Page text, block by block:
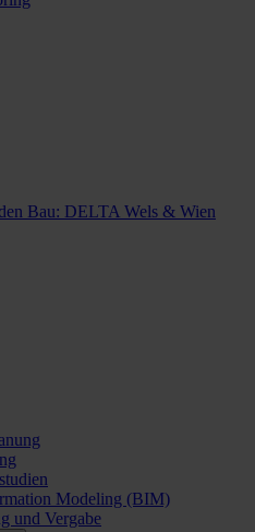
Bau: DELTA Wels & Wien
Modeling (BIM)
und Vergabe